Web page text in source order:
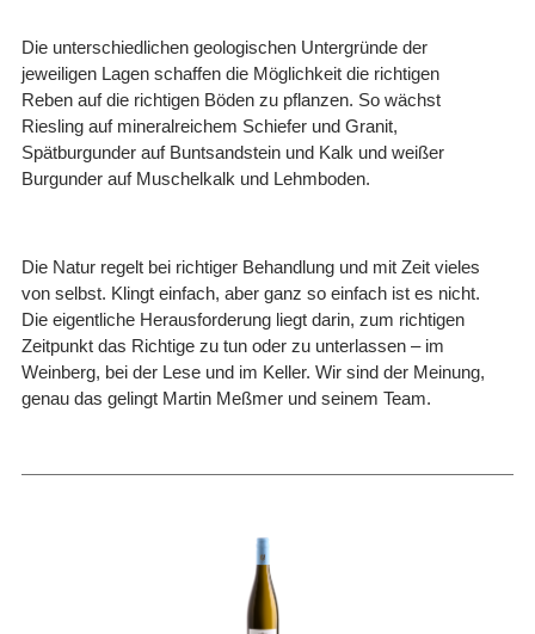
Die unterschiedlichen geologischen Untergründe der
jeweiligen Lagen schaffen die Möglichkeit die richtigen
Reben auf die richtigen Böden zu pflanzen. So wächst
Riesling auf mineralreichem Schiefer und Granit,
Spätburgunder auf Buntsandstein und Kalk und weißer
Burgunder auf Muschelkalk und Lehmboden.
Die Natur regelt bei richtiger Behandlung und mit Zeit vieles
von selbst. Klingt einfach, aber ganz so einfach ist es nicht.
Die eigentliche Herausforderung liegt darin, zum richtigen
Zeitpunkt das Richtige zu tun oder zu unterlassen – im
Weinberg, bei der Lese und im Keller. Wir sind der Meinung,
genau das gelingt Martin Meßmer und seinem Team.